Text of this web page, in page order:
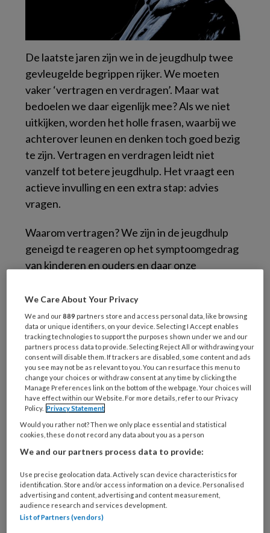
De laatste jaren zijn we in de jeugdhulp twee
gevleugelde begrippen rijker. We moeten
vaker ‘vertragen en verdragen’. Maar wat
bedoelen we daar eigenlijk mee? Als we niet
uitkijken, worden het holle frasen, waarbij we
achterover leunen en denken toch goed bezig
te zijn. Vertragen en verdragen leidt niet
vanzelf tot betere jeugdhulp. Het vraagt een
actieve invulling en een extra stap: advies
vragen.
Waarom vertragen? We zijn in de jeugdhulp
geneigd te reageren op het symptoomgedrag
van kinderen en ouders en daar onze
van onderliggende verklaringen voor
problemen of lastig gedrag – en zorgen dat de
hulp daarop aansluit – zijn we nog niet goed
genoeg (Tempel & Vissenberg, 2018; Spijk-de
Jonge et al., 2022).
Een voorbeeld. Wanneer een kind thuis
geslagen wordt, kunnen verschillende
verklarende factoren spelen: 1) Ouders
hebben schulden en ervaren zoveel stress
over huisuitzetting dat ze weinig
‘hersenruimte’ meer hebben om adequaat om
te gaan met ‘gewoon lastig gedrag’ van hun
kind. 2) Een kind met een sterk temperament
en opstandig gedrag is zo vaak in verzet dat
We Care About Your Privacy
We and our889 partners store and access personal data, like browsing
data or unique identifiers, on your device. Selecting I Accept enables
tracking technologies to support the purposes shown under we and our
partners process data to provide. Selecting Reject All or withdrawing your
consent will disable them. If trackers are disabled, some content and ads
you see may not be as relevant to you. You can resurface this menu to
change your choices or withdraw consent at any time by clicking the
Manage Preferences link on the bottom of the webpage. Your choices will
have effect within our Website. For more details, refer to our Privacy
Policy. Privacy Statement
Would you rather not? Then we only place essential and statistical
cookies, these do not record any data about you as a person
We and our partners process data to provide:
Use precise geolocation data. Actively scan device characteristics for
identification. Store and/or access information on a device. Personalised
advertising and content, advertising and content measurement,
audience research and services development.
List of Partners (vendors)